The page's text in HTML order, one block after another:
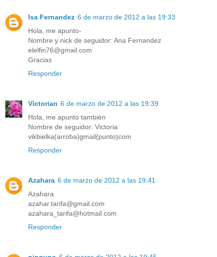
Isa Fernandez 6 de marzo de 2012 a las 19:33
Hola, me apunto-
Nombre y nick de seguidor: Ana Fernandez
elelfin76@gmail.com
Gracias
Responder
Victorian 6 de marzo de 2012 a las 19:39
Hola, me apunto también
Nombre de seguidor: Victoria
vikbielka(arroba)gmail(punto)com
Responder
Azahara 6 de marzo de 2012 a las 19:41
Azahara
azahar.tarifa@gmail.com
azahara_tarifa@hotmail.com
Responder